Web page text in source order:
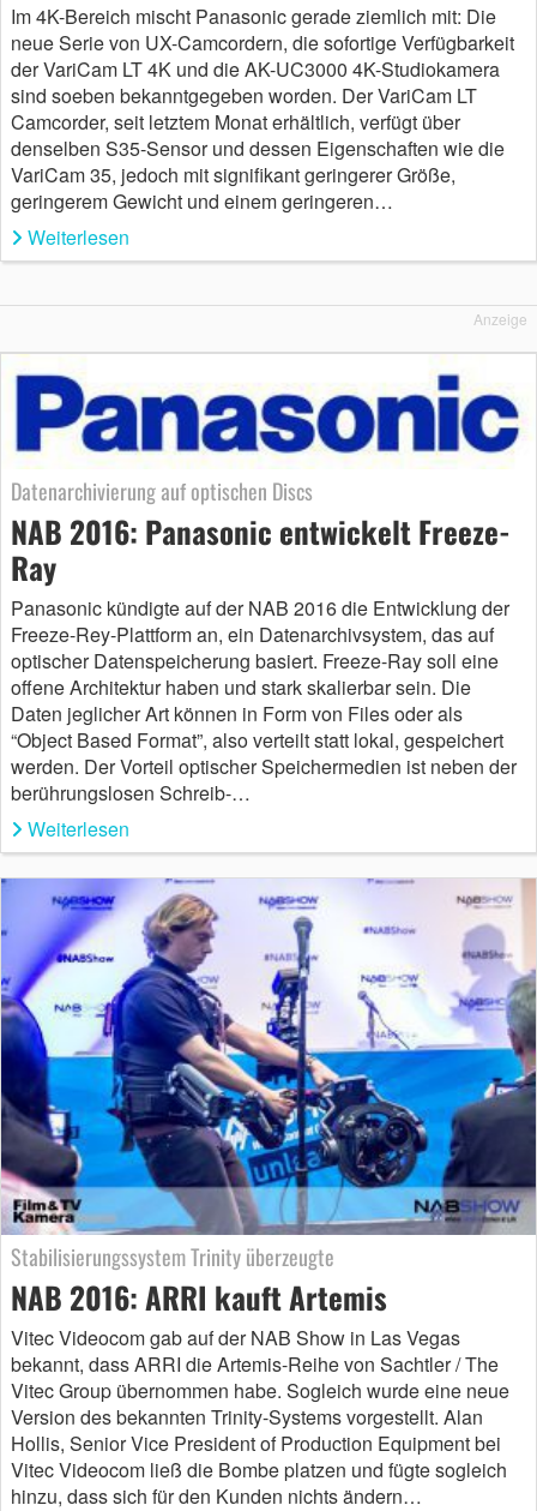
Im 4K-Bereich mischt Panasonic gerade ziemlich mit: Die
neue Serie von UX-Camcordern, die sofortige Verfügbarkeit
der VariCam LT 4K und die AK-UC3000 4K-Studiokamera
sind soeben bekanntgegeben worden. Der VariCam LT
Camcorder, seit letztem Monat erhältlich, verfügt über
denselben S35-Sensor und dessen Eigenschaften wie die
VariCam 35, jedoch mit signifikant geringerer Größe,
geringerem Gewicht und einem geringeren…
Weiterlesen
Anzeige
Datenarchivierung auf optischen Discs
NAB 2016: Panasonic entwickelt Freeze-
Ray
Panasonic kündigte auf der NAB 2016 die Entwicklung der
Freeze-Rey-Plattform an, ein Datenarchivsystem, das auf
optischer Datenspeicherung basiert. Freeze-Ray soll eine
offene Architektur haben und stark skalierbar sein. Die
Daten jeglicher Art können in Form von Files oder als
“Object Based Format”, also verteilt statt lokal, gespeichert
werden. Der Vorteil optischer Speichermedien ist neben der
berührungslosen Schreib-…
Weiterlesen
Stabilisierungssystem Trinity überzeugte
NAB 2016: ARRI kauft Artemis
Vitec Videocom gab auf der NAB Show in Las Vegas
bekannt, dass ARRI die Artemis-Reihe von Sachtler / The
Vitec Group übernommen habe. Sogleich wurde eine neue
Version des bekannten Trinity-Systems vorgestellt. Alan
Hollis, Senior Vice President of Production Equipment bei
Vitec Videocom ließ die Bombe platzen und fügte sogleich
hinzu, dass sich für den Kunden nichts ändern…